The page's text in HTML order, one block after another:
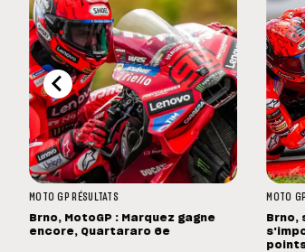
MOTO GP RÉSULTATS
Brno, MotoGP : Marquez gagne
encore, Quartararo 6e
MOTO
Brno,